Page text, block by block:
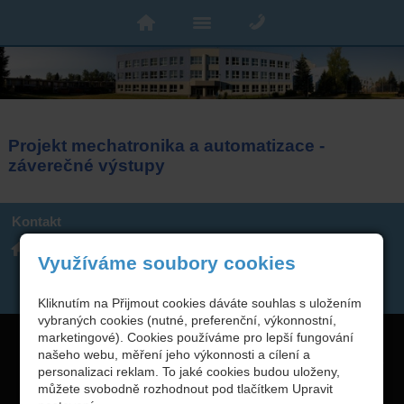
Projekt mechatronika a automatizace -
záverečné výstupy
Kontakt
technická, Benešov,
Černoleská 1997
skola(zavináč)isstbn.cz
Datová schránka: rzpw2gi
Copyright © 2026 Integrovaná střední škola technická, Benešov,
webové stránky doména
registrátora v ČR
Využíváme soubory cookies
Kliknutím na Přijmout cookies dáváte souhlas s uložením
vybraných cookies (nutné, preferenční, výkonnostní,
marketingové). Cookies používáme pro lepší fungování
našeho webu, měření jeho výkonnosti a cílení a
personalizaci reklam. To jaké cookies budou uloženy,
můžete svobodně rozhodnout pod tlačítkem Upravit